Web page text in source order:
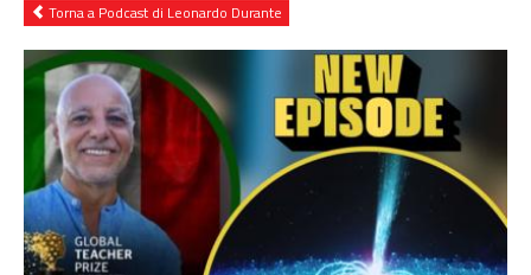
Torna a Podcast di Leonardo Durante